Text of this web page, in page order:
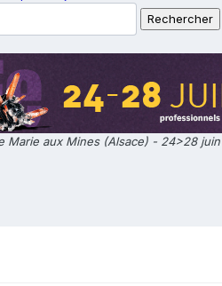
Marie aux Mines (Alsace) - 24>28